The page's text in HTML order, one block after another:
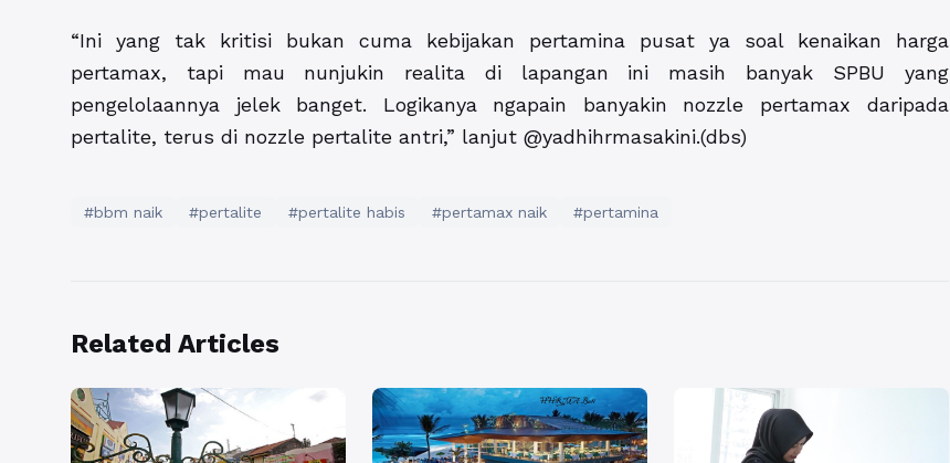
“Ini yang tak kritisi bukan cuma kebijakan pertamina pusat ya soal kenaikan harga
pertamax, tapi mau nunjukin realita di lapangan ini masih banyak SPBU yang
pengelolaannya jelek banget. Logikanya ngapain banyakin nozzle pertamax daripada
pertalite, terus di nozzle pertalite antri,” lanjut @yadhihrmasakini.(dbs)
#bbm naik #pertalite #pertalite habis #pertamax naik #pertamina
Related Articles